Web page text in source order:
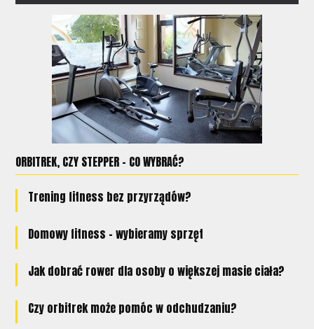
ORBITREK, CZY STEPPER - CO WYBRAĆ?
Trening fitness bez przyrządów?
Domowy fitness – wybieramy sprzęt
Jak dobrać rower dla osoby o większej masie ciała?
Czy orbitrek może pomóc w odchudzaniu?